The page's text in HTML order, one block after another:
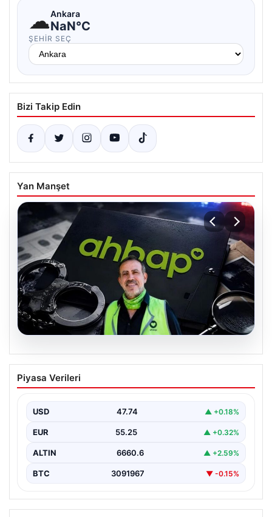
☁Ankara
NaN°C
ŞEHIR SEÇ
Bizi Takip Edin
Yan Manşet
07.08.2026
Ahbap Derneği yönetimine kayyum
atandı. Fesih süreci başladı
Piyasa Verileri
USD 47.74 ▲ +0.18%
EUR 55.25 ▲ +0.32%
ALTIN 6660.6 ▲ +2.59%
BTC 3091967 ▼ -0.15%